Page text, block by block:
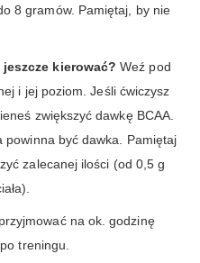
8 gramów. Pamiętaj, by nie
kierować? Weź pod
i jej poziom. Jeśli ćwiczysz
zwiększyć dawkę BCAA.
powinna być dawka. Pamiętaj
zalecanej ilości (od 0,5 g
na ok. godzinę
treningu.